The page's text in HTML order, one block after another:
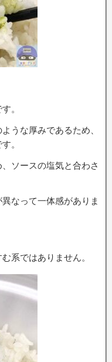
。
うな厚みであるため、
。
ソースの塩気と合わさ
なって一体感がありま
系ではありません。